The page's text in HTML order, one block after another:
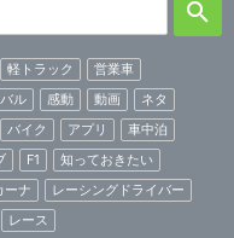
軽トラック
営業車
ル 感動 動画
ネタ
バイク アプリ
車中泊
F1
知っておきたい
ーナ
レーシングドライバー
レース